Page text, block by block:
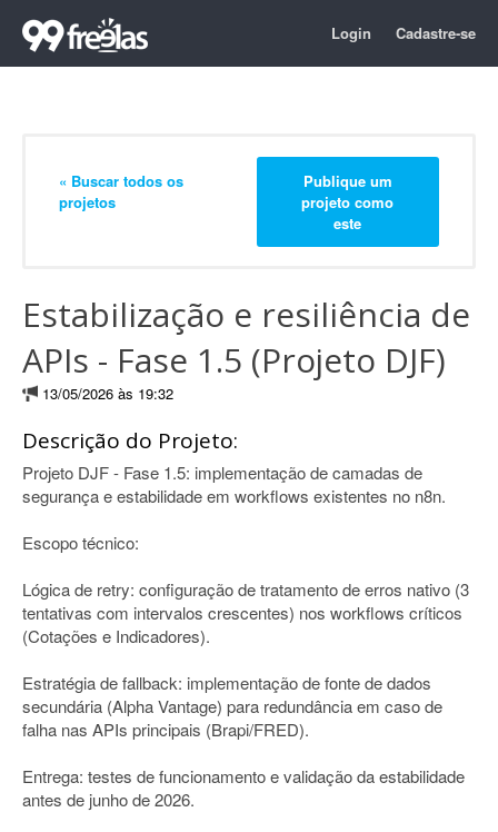
Login Cadastre-se
« Buscar todos os
projetos
Publique um
projeto como
este
Estabilização e resiliência de
APIs - Fase 1.5 (Projeto DJF)
13/05/2026 às 19:32
Descrição do Projeto:
Projeto DJF - Fase 1.5: implementação de camadas de
segurança e estabilidade em workflows existentes no n8n.
Escopo técnico:
Lógica de retry: configuração de tratamento de erros nativo (3
tentativas com intervalos crescentes) nos workflows críticos
(Cotações e Indicadores).
Estratégia de fallback: implementação de fonte de dados
secundária (Alpha Vantage) para redundância em caso de
falha nas APIs principais (Brapi/FRED).
Entrega: testes de funcionamento e validação da estabilidade
antes de junho de 2026.